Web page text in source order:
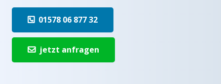
01578 06 877 32
jetzt anfragen